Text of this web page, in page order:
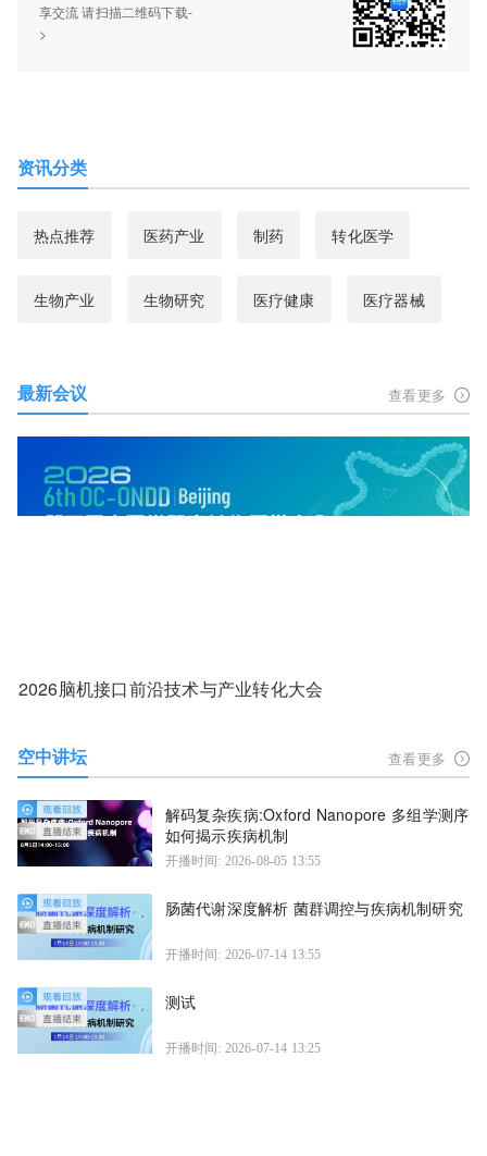
享交流 请扫描二维码下载-
>
资讯分类
热点推荐 医药产业 制药 转化医学
生物产业 生物研究 医疗健康 医疗器械
最新会议 查看更多
2026脑机接口前沿技术与产业转化大会
空中讲坛 查看更多
解码复杂疾病:Oxford Nanopore 多组学测序
如何揭示疾病机制
开播时间: 2026-08-05 13:55
肠菌代谢深度解析 菌群调控与疾病机制研究
开播时间: 2026-07-14 13:55
测试
开播时间: 2026-07-14 13:25